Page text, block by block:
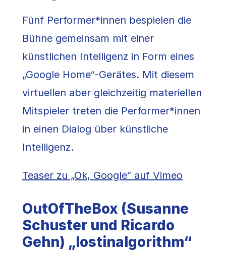
Fünf Performer*innen bespielen die
Bühne gemeinsam mit einer
künstlichen Intelligenz in Form eines
„Google Home“-Gerätes. Mit diesem
virtuellen aber gleichzeitig materiellen
Mitspieler treten die Performer*innen
in einen Dialog über künstliche
Intelligenz.
Teaser zu „Ok, Google“ auf Vimeo
OutOfTheBox (Susanne
Schuster und Ricardo
Gehn) „lostinalgorithm“